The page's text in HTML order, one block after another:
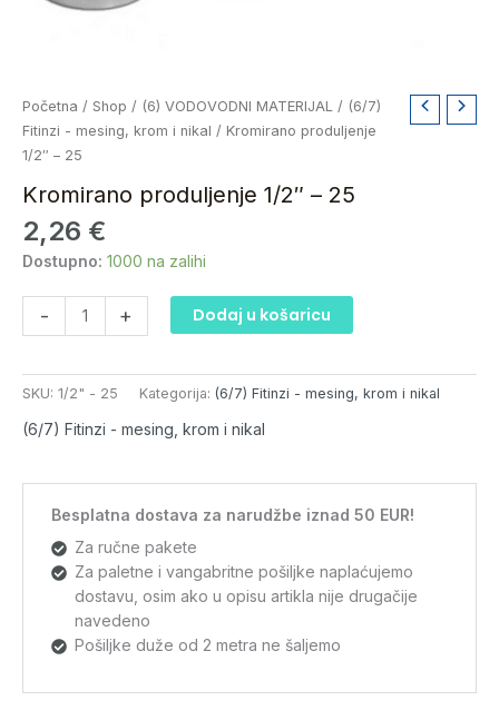
Početna / Shop / (6) VODOVODNI MATERIJAL / (6/7)
Fitinzi - mesing, krom i nikal / Kromirano produljenje
1/2″ – 25
Kromirano produljenje 1/2″ – 25
2,26 €
Dostupno: 1000 na zalihi
-
Kromirano
produljenje
1/2"
25
količina
+ Dodaj u košaricu
SKU: 1/2" - 25 Kategorija: (6/7) Fitinzi - mesing, krom i nikal
(6/7) Fitinzi - mesing, krom i nikal
Besplatna dostava za narudžbe iznad 50 EUR!
Za ručne pakete
Za paletne i vangabritne pošiljke naplaćujemo
dostavu, osim ako u opisu artikla nije drugačije
navedeno
Pošiljke duže od 2 metra ne šaljemo